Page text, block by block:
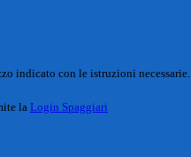
indicato con le istruzioni necessarie.
la Login Spaggiari